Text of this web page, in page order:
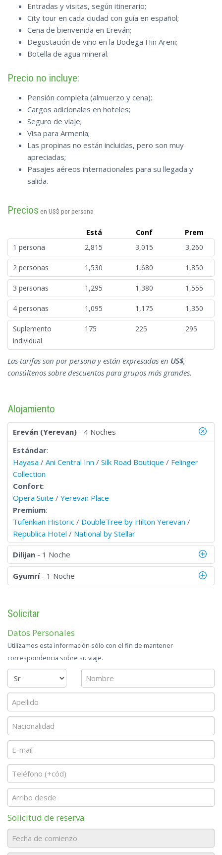
Entradas y visitas, según itinerario;
City tour en cada ciudad con guía en español;
Cena de bienvenida en Ereván;
Degustación de vino en la Bodega Hin Areni;
Botella de agua mineral.
Precio no incluye:
Pensión completa (almuerzo y cena);
Cargos adicionales en hoteles;
Seguro de viaje;
Visa para Armenia;
Las propinas no están incluidas, pero son muy
apreciadas;
Pasajes aéreos internacionales para su llegada y
salida.
Precios en US$ por persona
Está Conf
Prem
1 persona
2,815 3,015 3,260
2 personas 1,530 1,680 1,850
3 personas 1,295 1,380 1,555
4 personas 1,095 1,175 1,350
Suplemento
individual
175 225 295
Las tarifas son por persona y están expresadas en US$,
consúltenos sobre descuentos para grupos más grandes.
Alojamiento
Ereván (Yerevan) - 4 Noches
Estándar:
Hayasa / Ani Central Inn / Silk Road Boutique / Felinger
Collection
Confort:
Opera Suite / Yerevan Place
Premium:
Tufenkian Historic / DoubleTree by Hilton Yerevan /
Republica Hotel / National by Stellar
Dilijan - 1 Noche
Gyumrí- 1 Noche
Solicitar
Datos Personales
Utilizamos esta información sólo con el fin de mantener
correspondencia sobre su viaje.
Solicitud de reserva